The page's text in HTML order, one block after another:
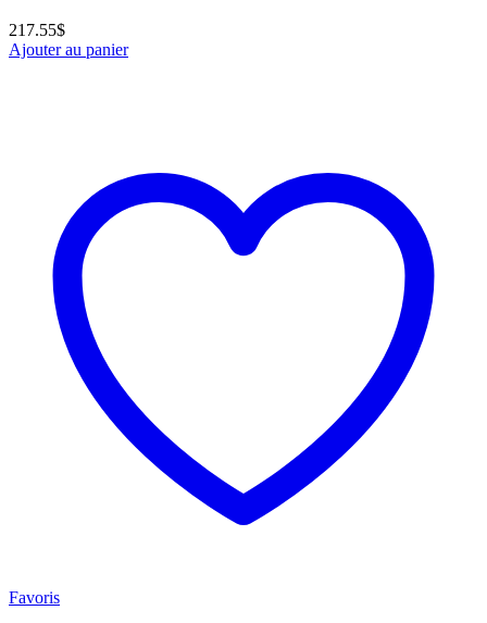
217.55$
Ajouter au panier
Favoris